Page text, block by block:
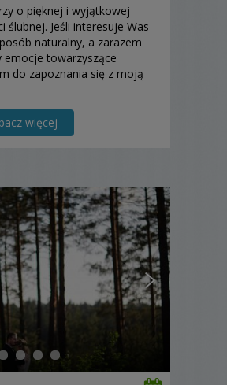
o pięknej i wyjątkowej
ślubnej. Jeśli interesuje Was
naturalny, a zarazem
emocje towarzyszące
do zapoznania się z moją
więcej